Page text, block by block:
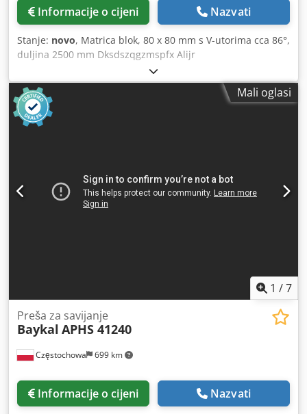
Informacije o cijeni Nazvati
Stanje: novo, Matrica blok, 80 x 80 mm s V-utorima cca 86°,
duljina 2500 mm Dksdszqgzmspfx Alijr
Mali oglasi
1 /7
Częstochowa 699 km
Preša za savijanje
Baykal APHS 41240
Informacije o cijeni Nazvati